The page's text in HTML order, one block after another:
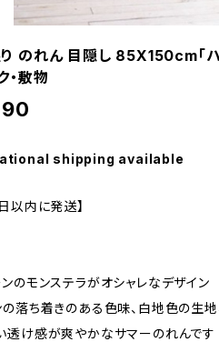
のれん 目隠し 85X150cm「
・敷物
shipping available
以内に発送】
ンのモンステラがオシャレなデザイン
の落ち着きのある色味、白地色の生地
透け感が爽やかなサマーのれんです